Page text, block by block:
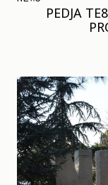
PEDJA